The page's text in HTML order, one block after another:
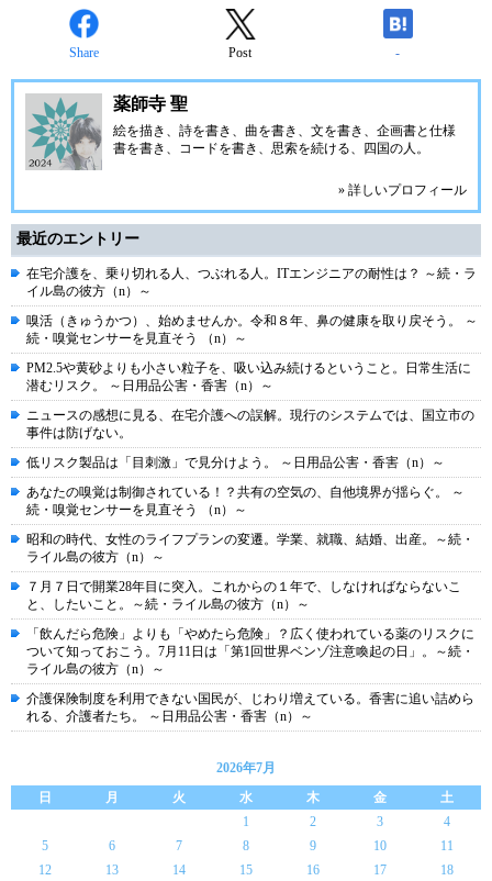
Share Post -
薬師寺 聖
絵を描き、詩を書き、曲を書き、文を書き、企画書と仕様
書を書き、コードを書き、思索を続ける、四国の人。
» 詳しいプロフィール
最近のエントリー
在宅介護を、乗り切れる人、つぶれる人。ITエンジニアの耐性は？ ～続・ラ
イル島の彼方（n）～
嗅活（きゅうかつ）、始めませんか。令和８年、鼻の健康を取り戻そう。 ～
続・嗅覚センサーを見直そう （n）～
PM2.5や黄砂よりも小さい粒子を、吸い込み続けるということ。日常生活に
潜むリスク。 ～日用品公害・香害（n）～
ニュースの感想に見る、在宅介護への誤解。現行のシステムでは、国立市の
事件は防げない。
低リスク製品は「目刺激」で見分けよう。 ～日用品公害・香害（n）～
あなたの嗅覚は制御されている！？共有の空気の、自他境界が揺らぐ。 ～
続・嗅覚センサーを見直そう （n）～
昭和の時代、女性のライフプランの変遷。学業、就職、結婚、出産。～続・
ライル島の彼方（n）～
７月７日で開業28年目に突入。これからの１年で、しなければならないこ
と、したいこと。～続・ライル島の彼方（n）～
「飲んだら危険」よりも「やめたら危険」？広く使われている薬のリスクに
ついて知っておこう。7月11日は「第1回世界ベンゾ注意喚起の日」。～続・
ライル島の彼方（n）～
介護保険制度を利用できない国民が、じわり増えている。香害に追い詰めら
れる、介護者たち。 ～日用品公害・香害（n）～
2026年7月
日
月 火 水 木 金
土
1
2 3
4
5
6 7 8 9 10
11
12
13 14 15 16 17
18